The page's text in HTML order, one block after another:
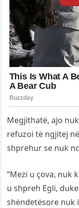
Megjithatë, ajo
refuzoi të ngjitej
shprehur se nuk
“Mezi u çova, nuk
u shpreh Egli,
shëndetësore nuk